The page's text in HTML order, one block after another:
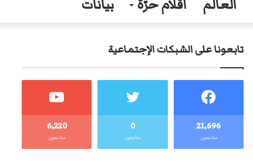
العالم أقلام حرّة بيانات
تابعونا على الشبكات الإجتماعية
21٬696
متابعون
0
متابعون
6٬220
متابعون